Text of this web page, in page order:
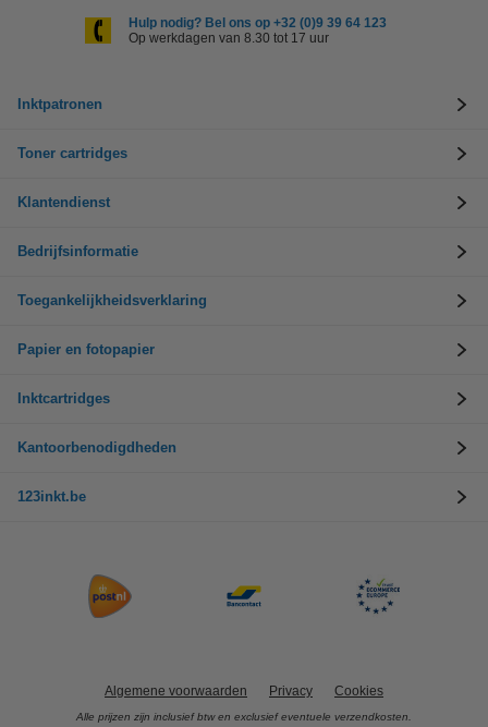
Hulp nodig? Bel ons op +32 (0)9 39 64 123
Op werkdagen van 8.30 tot 17 uur
Inktpatronen
Toner cartridges
Klantendienst
Bedrijfsinformatie
Toegankelijkheidsverklaring
Papier en fotopapier
Inktcartridges
Kantoorbenodigdheden
123inkt.be
Algemene voorwaarden Privacy Cookies
Alle prijzen zijn inclusief btw en exclusief eventuele verzendkosten.